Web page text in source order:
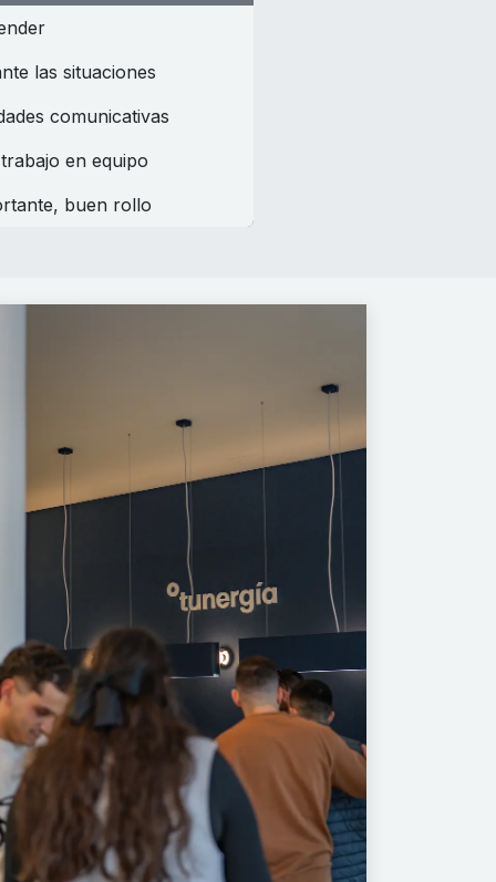
las situaciones
comunicativas
en equipo
buen rollo